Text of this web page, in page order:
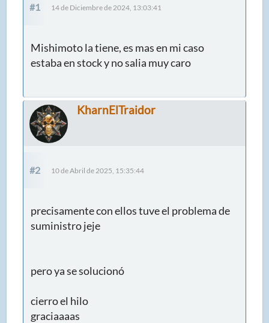
#1 14 de Diciembre de 2024, 13:03:41
Mishimoto la tiene, es mas en mi caso
estaba en stock y no salia muy caro
KharnElTraidor
#2 10 de Abril de 2025, 15:35:44
precisamente con ellos tuve el problema de
suministro jeje
pero ya se solucionó
cierro el hilo
graciaaaas